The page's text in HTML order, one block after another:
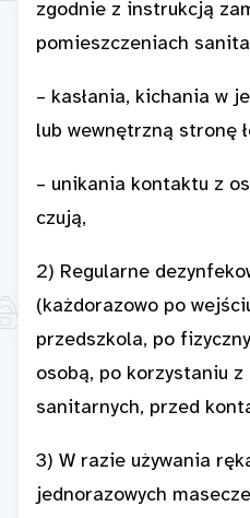
zgodnie z instrukcją
pomieszczeniach
– kasłania, kichania w
lub wewnętrzną stronę
– unikania kontaktu z
czują,
2) Regularne
(każdorazowo po
przedszkola, po
osobą, po korzystaniu z
sanitarnych, przed
3) W razie używania
jednorazowych